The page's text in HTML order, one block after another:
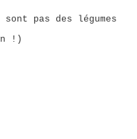
pas des légumes
!)